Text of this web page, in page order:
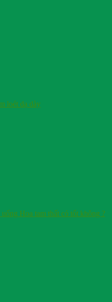
loét dạ dày
Hoa tam thất có tốt không ?